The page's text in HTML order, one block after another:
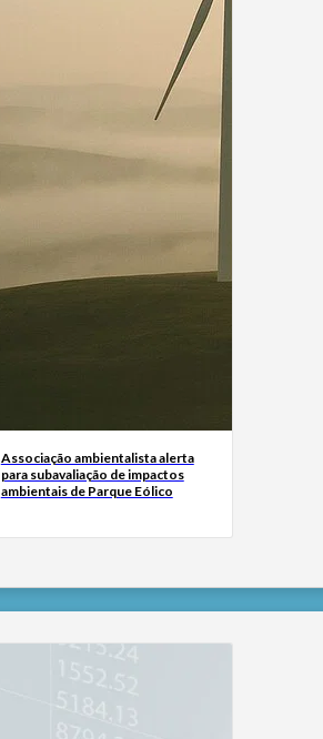
Associação ambientalista alerta
para subavaliação de impactos
ambientais de Parque Eólico